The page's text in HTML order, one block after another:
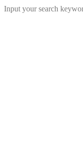
Input your search